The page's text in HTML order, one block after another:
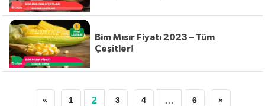
Bim Mısır Fiyatı 2023 – Tüm
Çeşitler!
« 1 2 3 4 … 6 »